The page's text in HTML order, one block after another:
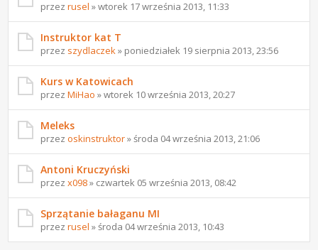
przezrusel » wtorek 17 września 2013, 11:33
Instruktor kat T
przez szydlaczek » poniedziałek 19 sierpnia 2013, 23:56
Kurs w Katowicach
przezMiHao » wtorek 10 września 2013, 20:27
Meleks
przezoskinstruktor» środa 04 września 2013, 21:06
Antoni Kruczyński
przezx098» czwartek 05 września 2013, 08:42
Sprzątanie bałaganu MI
przezrusel » środa 04 września 2013, 10:43